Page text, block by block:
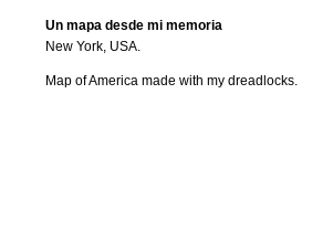
Un mapa desde mi memoria
New York, USA.
Map of America made with my dreadlocks.